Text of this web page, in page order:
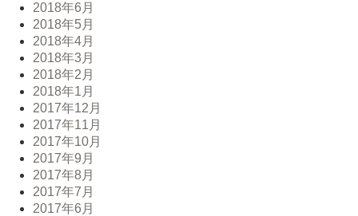
2018年6月
2018年5月
2018年4月
2018年3月
2018年2月
2018年1月
2017年12月
2017年11月
2017年10月
2017年9月
2017年8月
2017年7月
2017年6月